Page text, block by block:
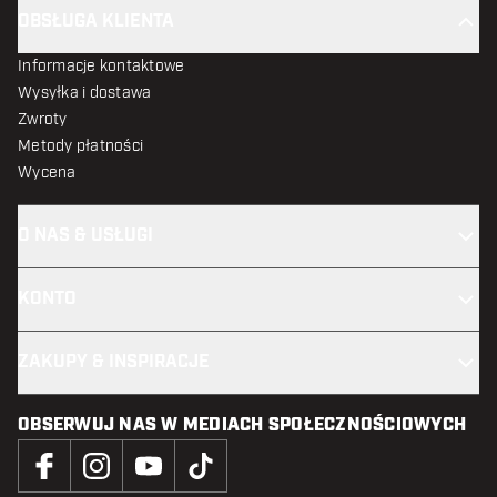
Informacje kontaktowe
Wysyłka i dostawa
Zwroty
Metody płatności
Wycena
OBSERWUJ NAS W MEDIACH SPOŁECZNOŚCIOWYCH